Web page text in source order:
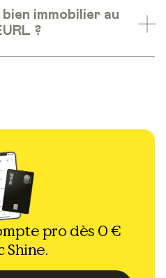
immobilier au
?
pro dès 0 €
Shine.